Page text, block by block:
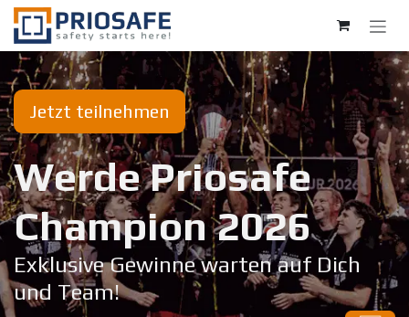
Zum Inhalt springen
Jetzt teilnehmen
Werde Priosafe
Champion 20​26
Exklusive Gewinne warten auf Dich
und Team!